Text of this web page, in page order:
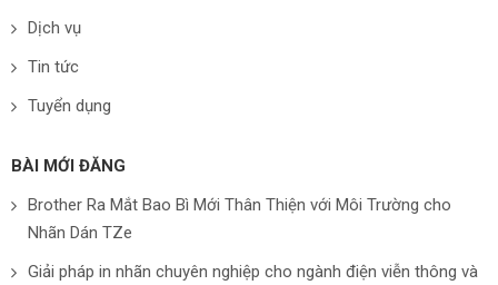
Dịch vụ
Tin tức
Tuyển dụng
BÀI MỚI ĐĂNG
Brother Ra Mắt Bao Bì Mới Thân Thiện với Môi Trường cho
Nhãn Dán TZe
Giải pháp in nhãn chuyên nghiệp cho ngành điện viễn thông và